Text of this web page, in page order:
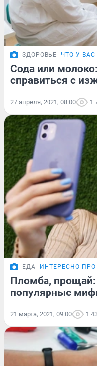
ЗДОРОВЬЕ ЧТО У ВАС
Сода или
справиться с
27 апреля, 2021, 08:00 1
ЕДА ИНТЕРЕСНО ПРО
Пломба, прощай:
популярные
21 марта, 2021, 09:00 1